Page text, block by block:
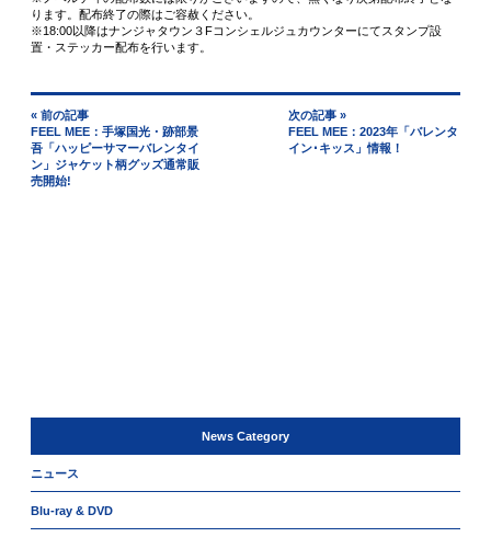
ります。配布終了の際はご容赦ください。
※18:00以降はナンジャタウン３Fコンシェルジュカウンターにてスタンプ設
置・ステッカー配布を行います。
« 前の記事
FEEL MEE：手塚国光・跡部景
吾「ハッピーサマーバレンタイ
ン」ジャケット柄グッズ通常販
売開始!
次の記事 »
FEEL MEE：2023年「バレンタ
イン･キッス」情報！
News Category
ニュース
Blu-ray & DVD